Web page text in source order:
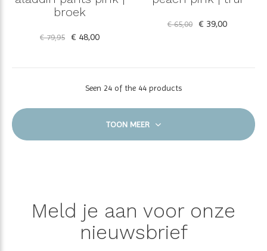
broek
€ 79,95 € 48,00
€ 65,00 € 39,00
Seen 24 of the 44 products
TOON MEER
Meld je aan voor onze
nieuwsbrief